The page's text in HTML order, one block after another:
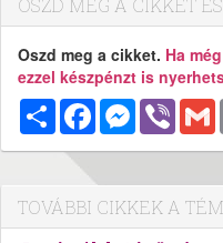
OSZD MEG A CIKKET
Oszd meg a cikket. Ha
ezzel készpénzt is
MegosztásFacebookMessenger
Viber
TOVÁBBI CIKKEK A